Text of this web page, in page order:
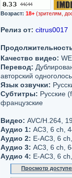
Возраст: 18+ (зрителям,
Релиз от: citrus0017
Качество видео:
Перевод:
авторский
Язык озвучки:
Субтитры: Русские
французские
Видео: AVC/H.264,
Аудио 1: AC3, 6 ch,
Аудио 2: Е-AC3, 6
Аудио 3: AC3, 6 ch,
Аудио 4: Е-AC3, 6
Просмотр